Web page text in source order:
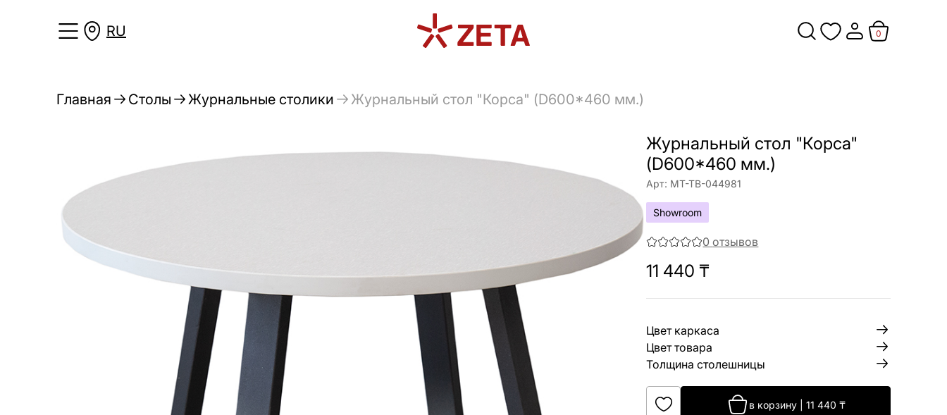
RU 0
Главная Столы Журнальные столики Журнальный стол "Корса" (D600*460 мм.)
Журнальный стол "Корса"
(D600*460 мм.)
Арт: МТ-ТВ-044981
Showroom
0 отзывов
11 440 ₸
Цвет каркаса
Цвет товара
Толщина столешницы
в корзину| 11 440 ₸